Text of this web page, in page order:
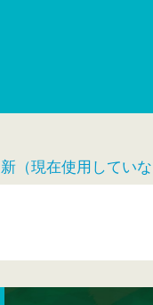
（現在使用していな